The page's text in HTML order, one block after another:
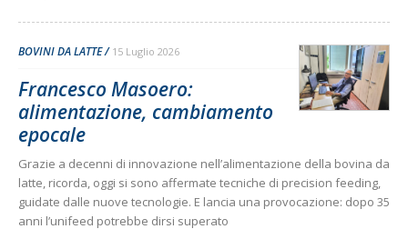
BOVINI DA LATTE 15 Luglio 2026
Francesco Masoero:
alimentazione, cambiamento
epocale
Grazie a decenni di innovazione nell’alimentazione della bovina da
latte, ricorda, oggi si sono affermate tecniche di precision feeding,
guidate dalle nuove tecnologie. E lancia una provocazione: dopo 35
anni l’unifeed potrebbe dirsi superato